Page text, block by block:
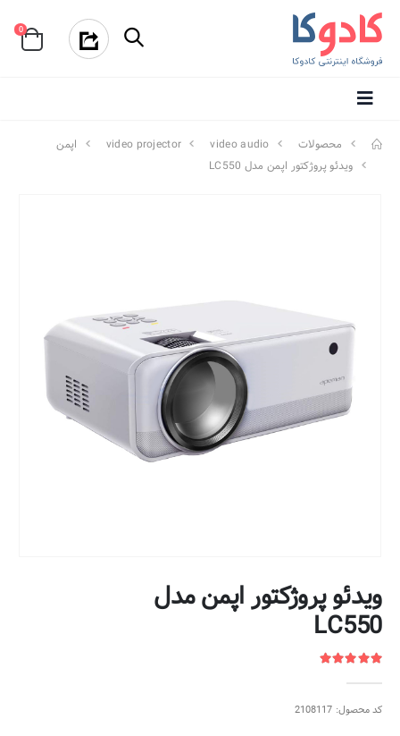
0
محصولات video audio
video projector
اپمن
ویدئو پروژکتور اپمن مدل LC550
ویدئو پروژکتور اپمن مدل
LC550
کد محصول: 2108117